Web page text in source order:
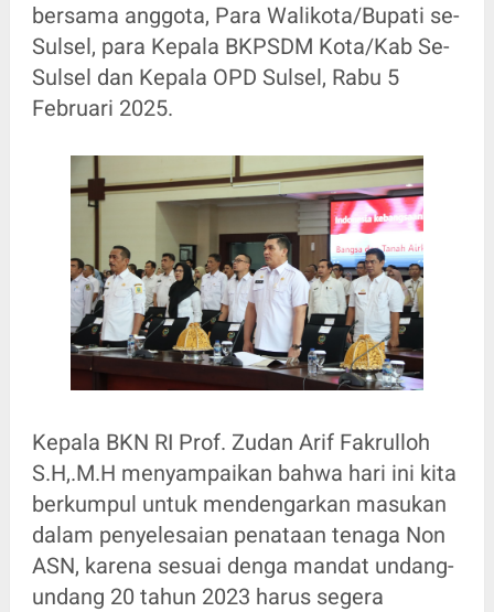
bersama anggota, Para Walikota/Bupati se-
Sulsel, para Kepala BKPSDM Kota/Kab Se-
Sulsel dan Kepala OPD Sulsel, Rabu 5
Februari 2025.
Kepala BKN RI Prof. Zudan Arif Fakrulloh
S.H,.M.H menyampaikan bahwa hari ini kita
berkumpul untuk mendengarkan masukan
dalam penyelesaian penataan tenaga Non
ASN, karena sesuai denga mandat undang-
undang 20 tahun 2023 harus segera